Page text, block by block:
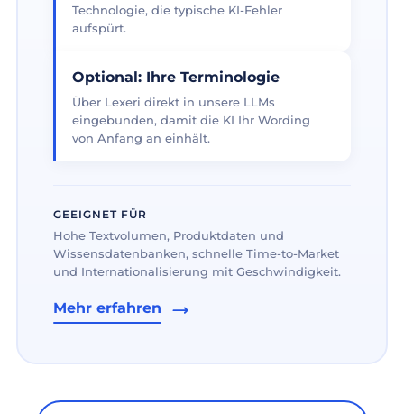
Technologie, die typische KI-Fehler
aufspürt.
Optional: Ihre Terminologie
Über Lexeri direkt in unsere LLMs
eingebunden, damit die KI Ihr Wording
von Anfang an einhält.
GEEIGNET FÜR
Hohe Textvolumen, Produktdaten und
Wissensdatenbanken, schnelle Time-to-Market
und Internationalisierung mit Geschwindigkeit.
Mehr erfahren